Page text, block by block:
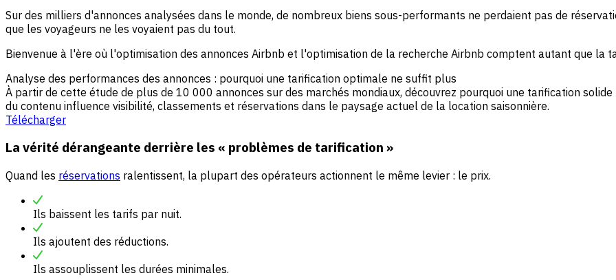
Sur des milliers d'annonces analysées dans le monde, de nombreux biens sous-performants ne perdaient pas de
que les voyageurs ne les voyaient pas du tout.
Bienvenue à l'ère où l'optimisation des annonces Airbnb et l'optimisation de la recherche Airbnb comptent autant que la
Analyse des performances des annonces : pourquoi une tarification optimale ne suffit plus
À partir de cette étude de plus de 10 000 annonces sur des marchés mondiaux, découvrez pourquoi une tarification
du contenu influence visibilité, classements et réservations dans le paysage actuel de la location saisonnière.
Télécharger
La vérité dérangeante derrière les « problèmes de tarification »
Quand les réservations ralentissent, la plupart des opérateurs actionnent le même levier : le prix.
Ils baissent les tarifs par nuit.
Ils ajoutent des réductions.
Ils assouplissent les durées minimales.